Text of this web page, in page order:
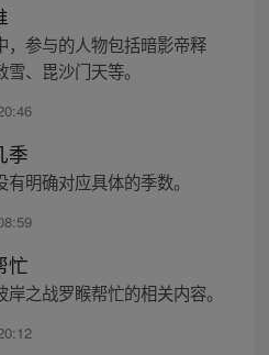
，参与的人物包括暗影帝释
、毘沙门天等。
季
明确对应具体的季数。
忙
之战罗睺帮忙的相关内容。